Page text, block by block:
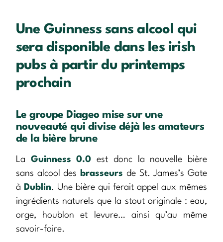
Une Guinness sans alcool qui
sera disponible dans les irish
pubs à partir du printemps
prochain
Le groupe Diageo mise sur une
nouveauté qui divise déjà les amateurs
de la bière brune
La Guinness 0.0 est donc la nouvelle bière
sans alcool des
brasseurs de St. James’s Gate
à Dublin. Une bière qui ferait appel aux mêmes
ingrédients naturels que la stout originale : eau,
orge, houblon et levure… ainsi qu’au même
savoir-faire.